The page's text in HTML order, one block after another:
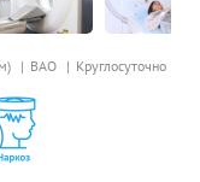
ВАО Круглосуточно